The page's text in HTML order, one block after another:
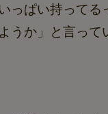
っぱい持ってる
うか」と言って